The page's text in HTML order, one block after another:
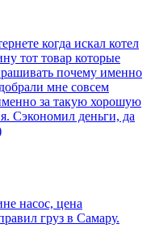
когда искал котел
тот товар которые
почему именно
мне совсем
за такую хорошую
Сэкономил деньги, да
насос, цена
груз в Самару.